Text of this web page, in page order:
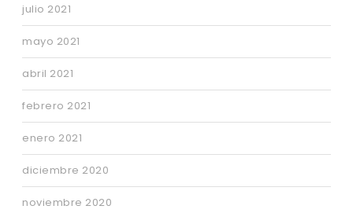
julio 2021
mayo 2021
abril 2021
febrero 2021
enero 2021
diciembre 2020
noviembre 2020